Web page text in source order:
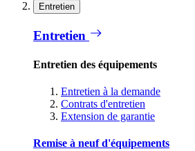
Entretien
Entretien
Entretien des équipements
Entretien à la demande
Contrats d'entretien
Extension de garantie
Remise à neuf d'équipements